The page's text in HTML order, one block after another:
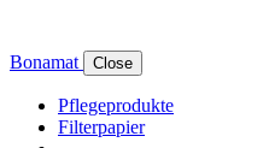
Bonamat Close
Pflegeprodukte
Filterpapier